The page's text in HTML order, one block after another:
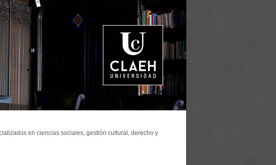
en ciencias sociales, gestión cultural, derecho y